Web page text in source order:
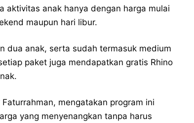
aktivitas anak hanya dengan harga mulai
maupun hari libur.
dua anak, serta sudah termasuk medium
paket juga mendapatkan gratis Rhino
Faturrahman, mengatakan program ini
yang menyenangkan tanpa harus